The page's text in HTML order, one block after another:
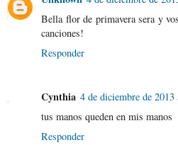
Bella flor de primavera sera y
canciones!
Responder
Cynthia 4 de diciembre de 2013
tus manos queden en mis manos
Responder